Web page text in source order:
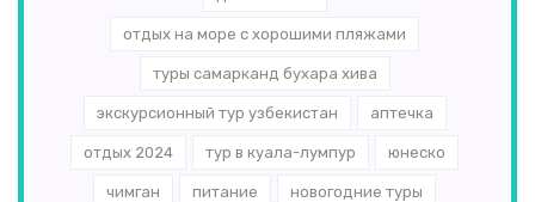
отдых на море с хорошими пляжами
туры самарканд бухара хива
экскурсионный тур узбекистан аптечка
отдых 2024 тур в куала-лумпур юнеско
чимган питание новогодние туры